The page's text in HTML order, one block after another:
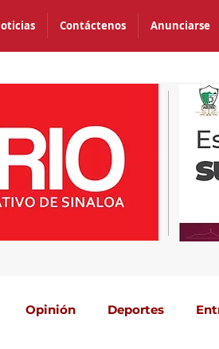
Contáctenos Anunciarse
Opinión Deportes